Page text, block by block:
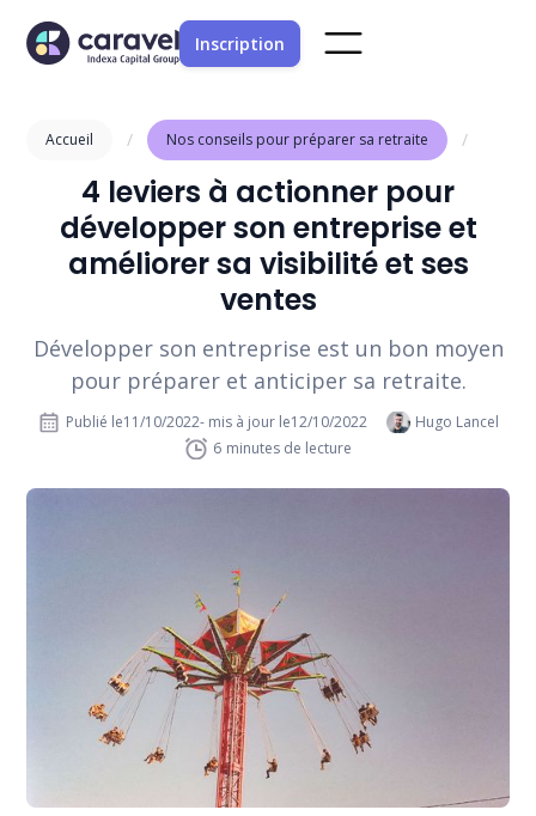
Inscription
Accueil / Nos conseils pour préparer sa retraite /
4 leviers à actionner pour
développer son entreprise et
améliorer sa visibilité et ses
ventes
Développer son entreprise est un bon moyen
pour préparer et anticiper sa retraite.
Publié le11/10/2022- mis à jour le12/10/2022
Hugo Lancel
6 minutes de lecture